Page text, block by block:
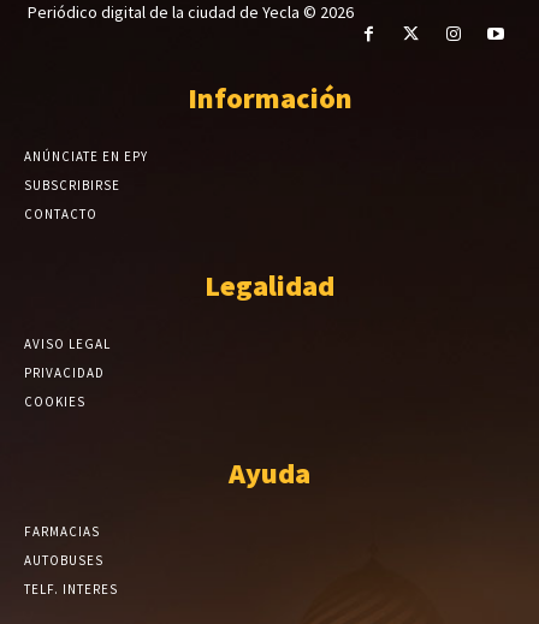
Periódico digital de la ciudad de Yecla © 2026
Información
ANÚNCIATE EN EPY
SUBSCRIBIRSE
CONTACTO
Legalidad
AVISO LEGAL
PRIVACIDAD
COOKIES
Ayuda
FARMACIAS
AUTOBUSES
TELF. INTERES